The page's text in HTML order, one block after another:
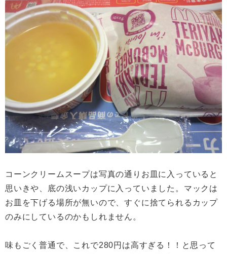
コーンクリームスープは写真の通りお皿に入っていると
思いきや、底の浅いカップに入っていました。マックは
お皿を下げる場所が無いので、すぐに捨てられるカップ
のみにしているのかもしれません。
味もごく普通で、これで280円は高すぎる！！と思って